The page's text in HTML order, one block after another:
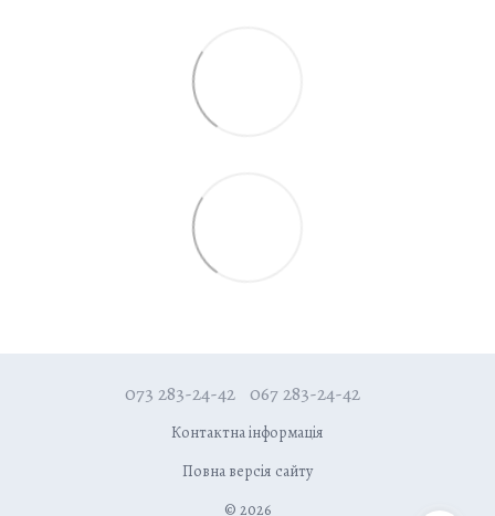
073 283-24-42 067 283-24-42
Контактна інформація
Повна версія сайту
© 2026